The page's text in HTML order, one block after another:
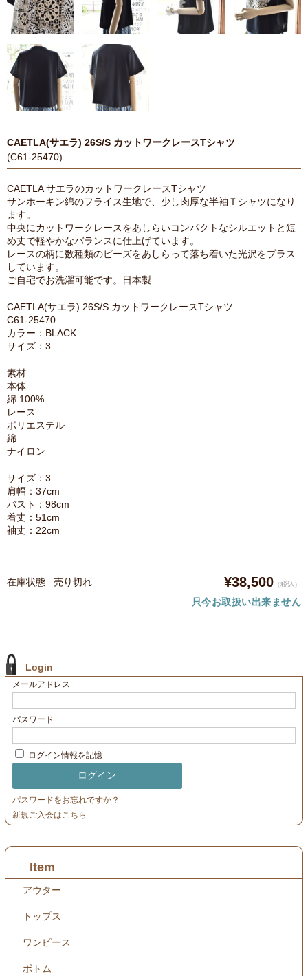
CAETLA(サエラ) 26S/S カットワークレースTシャツ
(C61-25470)
CAETLA サエラのカットワークレースTシャツ
サンホーキン綿のフライス生地で、少し肉厚な半袖Ｔシャツになり
ます。
中央にカットワークレースをあしらいコンパクトなシルエットと短
め丈で軽やかなバランスに仕上げています。
レースの柄に数種類のビーズをあしらって落ち着いた光沢をプラス
しています。
ご自宅でお洗濯可能です。日本製
CAETLA(サエラ) 26S/S カットワークレースTシャツ
C61-25470
カラー：BLACK
サイズ：3
素材
本体
綿 100%
レース
ポリエステル
綿
ナイロン
サイズ：3
肩幅：37cm
バスト：98cm
着丈：51cm
袖丈：22cm
在庫状態 : 売り切れ ¥38,500 （税込）
只今お取扱い出来ません
Login
メールアドレス
パスワード
ログイン情報を記憶
パスワードをお忘れですか？
新規ご入会はこちら
Item
アウター
トップス
ワンピース
ボトム